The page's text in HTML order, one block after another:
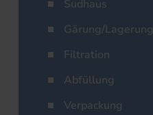
Sudhaus
Gärung/Lagerung
Filtration
Abfüllung
Verpackung